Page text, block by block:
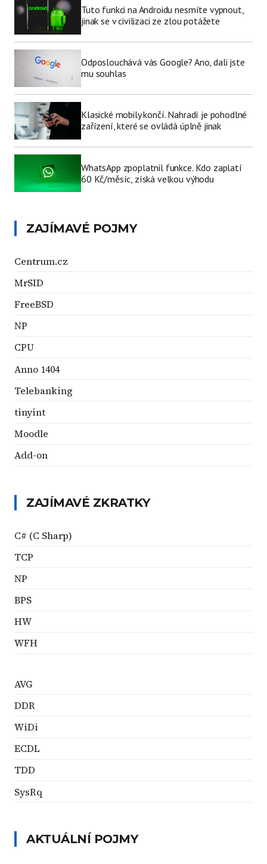
Tuto funkci na Androidu nesmíte vypnout,
jinak se v civilizaci ze zlou potážete
Odposlouchává vás Google? Ano, dali jste
mu souhlas
Klasické mobily končí. Nahradí je pohodlné
zařízení, které se ovládá úplně jinak
WhatsApp zpoplatnil funkce. Kdo zaplatí
60 Kč/měsíc, získá velkou výhodu
ZAJÍMAVÉ POJMY
Centrum.cz
MrSID
FreeBSD
NP
CPU
Anno 1404
Telebanking
tinyint
Moodle
Add-on
ZAJÍMAVÉ ZKRATKY
C# (C Sharp)
TCP
NP
BPS
HW
WFH
AVG
DDR
WiDi
ECDL
TDD
SysRq
AKTUÁLNÍ POJMY